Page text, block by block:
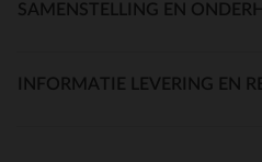
SAMENSTELLING EN
INFORMATIE LEVERING EN